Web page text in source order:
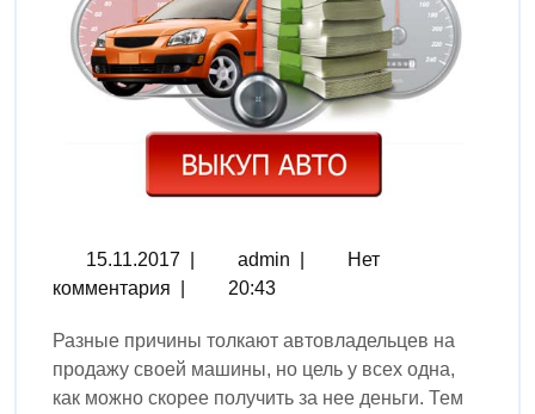
15.11.2017 admin
Нет
комментария
20:43
Разные причины толкают автовладельцев на
продажу своей машины, но цель у всех одна,
как можно скорее получить за нее деньги. Тем